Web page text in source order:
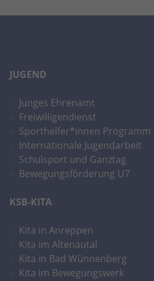
JUGEND
Junges Ehrenamt
Freiwilligendienst
Sporthelfer*innen Programm
Internationale Jugendarbeit
Schulsport und Ganztag
Bewegungsförderung U7
KSB-KITA
Kita in Anreppen
Kita im Altenautal
Kita in Bad Wünnenberg
Kita im Bewegungswerk